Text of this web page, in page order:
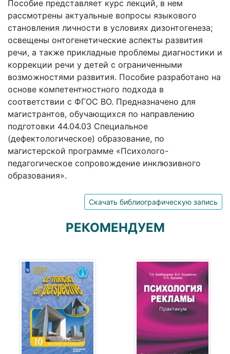
Пособие представляет курс лекций, в нем
рассмотрены актуальные вопросы языкового
становления личности в условиях дизонтогенеза;
освещены онтогенетические аспекты развития
речи, а также прикладные проблемы диагностики и
коррекции речи у детей с ограниченными
возможностями развития. Пособие разработано на
основе компетентностного подхода в
соответствии с ФГОС ВО. Предназначено для
магистрантов, обучающихся по направлению
подготовки 44.04.03 Специальное
(дефектологическое) образование, по
магистерской программе «Психолого-
педагогическое сопровождение инклюзивного
образования».
Скачать библиографическую запись
РЕКОМЕНДУЕМ